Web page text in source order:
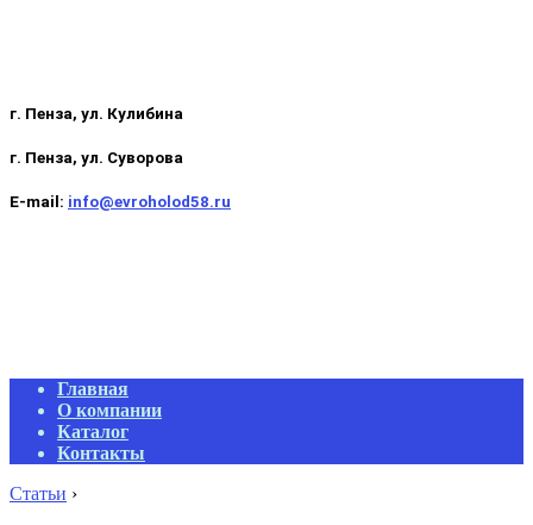
г. Пенза, ул. Кулибина
г. Пенза, ул. Суворова
E-mail: info@evroholod58.ru
Primary
Navigation
Menu
Главная
О компании
Каталог
Контакты
Статьи ›